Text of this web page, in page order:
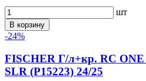
шт
В корзину
-24%
FISCHER Г/л+кр. RC
SLR (P15223) 24/25